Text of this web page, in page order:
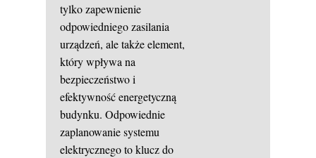
tylko zapewnienie
odpowiedniego zasilania
urządzeń, ale także element,
który wpływa na
bezpieczeństwo i
efektywność energetyczną
budynku. Odpowiednie
zaplanowanie systemu
elektrycznego to klucz do